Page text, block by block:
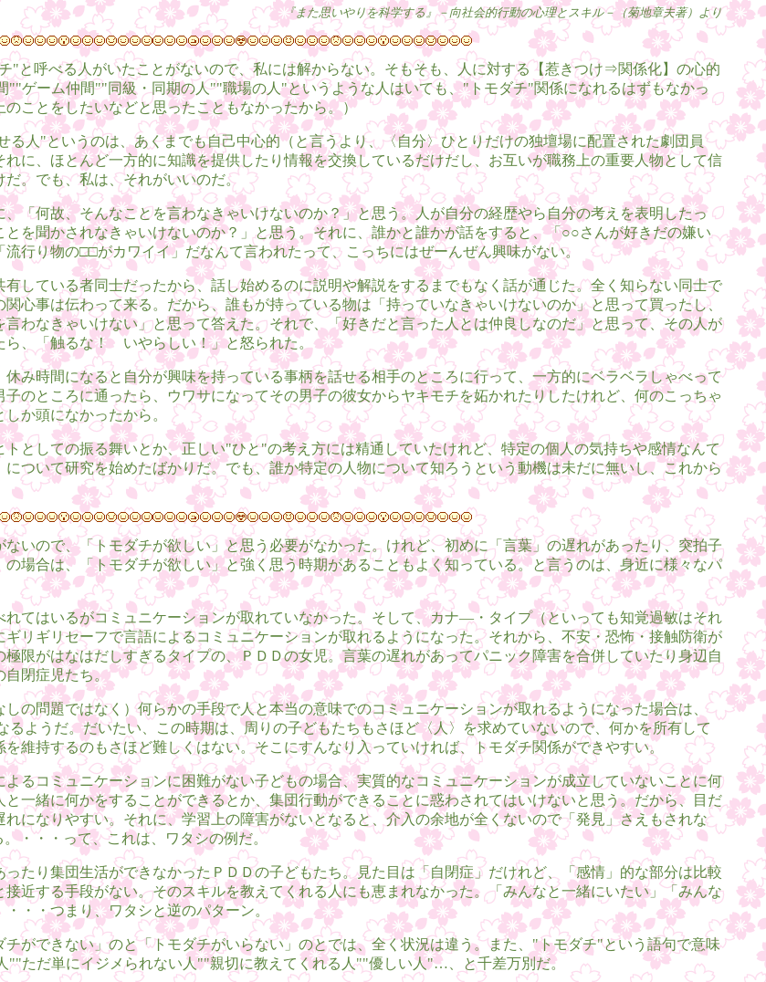
『また思いやりを科学する』－向社会的行動の心理とスキル－（菊地章夫著）より
"と呼べる人がいたことがないので、私には解からない。そもそも、人に対する【惹きつけ⇒関係化】の心的
ゲーム仲間""同級・同期の人""職場の人"というような人はいても、"トモダチ"関係になれるはずもなかっ
ことをしたいなどと思ったこともなかったから。）
人"というのは、あくまでも自己中心的（と言うより、〈自分〉ひとりだけの独壇場に配置された劇団員
に、ほとんど一方的に知識を提供したり情報を交換しているだけだし、お互いが職務上の重要人物として信
。でも、私は、それがいいのだ。
「何故、そんなことを言わなきゃいけないのか？」と思う。人が自分の経歴やら自分の考えを表明したっ
を聞かされなきゃいけないのか？」と思う。それに、誰かと誰かが話をすると、「○○さんが好きだの嫌い
行り物の□□がカワイイ」だなんて言われたって、こっちにはぜーんぜん興味がない。
している者同士だったから、話し始めるのに説明や解説をするまでもなく話が通じた。全く知らない同士で
心事は伝わって来る。だから、誰もが持っている物は「持っていなきゃいけないのか」と思って買ったし、
わなきゃいけない」と思って答えた。それで、「好きだと言った人とは仲良しなのだ」と思って、その人が
、「触るな！ いやらしい！」と怒られた。
み時間になると自分が興味を持っている事柄を話せる相手のところに行って、一方的にベラベラしゃべって
のところに通ったら、ウワサになってその男子の彼女からヤキモチを妬かれたりしたけれど、何のこっちゃ
か頭になかったから。
としての振る舞いとか、正しい"ひと"の考え方には精通していたけれど、特定の個人の気持ちや感情なんて
ついて研究を始めたばかりだ。でも、誰か特定の人物について知ろうという動機は未だに無いし、これから
いので、「トモダチが欲しい」と思う必要がなかった。けれど、初めに「言葉」の遅れがあったり、突拍子
場合は、「トモダチが欲しい」と強く思う時期があることもよく知っている。と言うのは、身近に様々なパ
てはいるがコミュニケーションが取れていなかった。そして、カナ―・タイプ（といっても知覚過敏はそれ
リギリセーフで言語によるコミュニケーションが取れるようになった。それから、不安・恐怖・接触防衛が
限がはなはだしすぎるタイプの、ＰＤＤの女児。言葉の遅れがあってパニック障害を合併していたり身辺自
自閉症児たち。
の問題ではなく）何らかの手段で人と本当の意味でのコミュニケーションが取れるようになった場合は、
るようだ。だいたい、この時期は、周りの子どもたちもさほど〈人〉を求めていないので、何かを所有して
維持するのもさほど難しくはない。そこにすんなり入っていければ、トモダチ関係ができやすい。
るコミュニケーションに困難がない子どもの場合、実質的なコミュニケーションが成立していないことに何
一緒に何かをすることができるとか、集団行動ができることに惑わされてはいけないと思う。だから、目だ
になりやすい。それに、学習上の障害がないとなると、介入の余地が全くないので「発見」さえもされな
・・・って、これは、ワタシの例だ。
たり集団生活ができなかったＰＤＤの子どもたち。見た目は「自閉症」だけれど、「感情」的な部分は比較
近する手段がない。そのスキルを教えてくれる人にも恵まれなかった。「みんなと一緒にいたい」「みんな
・・つまり、ワタシと逆のパターン。
ができない」のと「トモダチがいらない」のとでは、全く状況は違う。また、"トモダチ"という語句で意味
ただ単にイジメられない人""親切に教えてくれる人""優しい人"…、と千差万別だ。